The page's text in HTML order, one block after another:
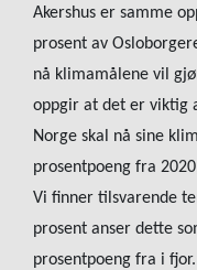
Akershus er samme
prosent av
nå klimamålene vil
oppgir at det er viktig
Norge skal nå sine
prosentpoeng fra
Vi finner tilsvarende
prosent anser dette
prosentpoeng fra i fjor.